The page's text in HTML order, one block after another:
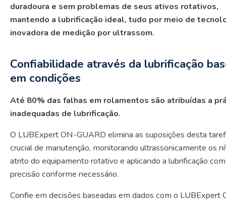
duradoura e sem problemas de seus ativos rotativos,
mantendo a lubrificação ideal, tudo por meio de
inovadora de medição por ultrassom.
Confiabilidade através da lubrificação
em condições
Até 80% das falhas em rolamentos são atribuídas a
inadequadas de lubrificação.
O LUBExpert ON-GUARD elimina as suposições desta
crucial de manutenção, monitorando ultrassonicamente os
atrito do equipamento rotativo e aplicando a lubrificação com
precisão conforme necessário.
Confie em decisões baseadas em dados com o LUBExpert